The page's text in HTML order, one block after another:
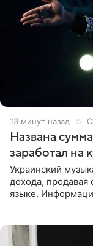
13 минут назад
Названа
заработал на
Украинский
дохода, продавая
языке.